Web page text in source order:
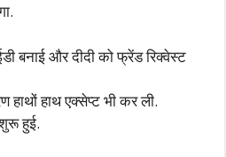
और दीदी को फ्रेंड रिक्वेस्ट
हाथ एक्सेप्ट भी कर ली.
हुई.